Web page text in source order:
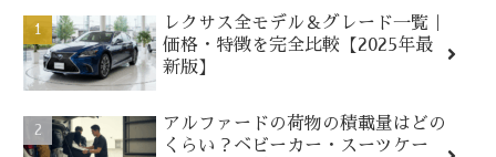
レクサス全モデル＆グレード一覧｜
価格・特徴を完全比較【2025年最
新版】
アルファードの荷物の積載量はどの
くらい？ベビーカー・スーツケー